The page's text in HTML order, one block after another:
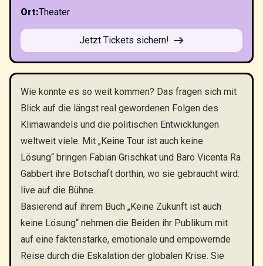
Ort:Theater
Jetzt Tickets sichern!
Wie konnte es so weit kommen? Das fragen sich mit
Blick auf die längst real gewordenen Folgen des
Klimawandels und die politischen Entwicklungen
weltweit viele. Mit „Keine Tour ist auch keine
Lösung“ bringen Fabian Grischkat und Baro Vicenta Ra
Gabbert ihre Botschaft dorthin, wo sie gebraucht wird:
live auf die Bühne.
Basierend auf ihrem Buch „Keine Zukunft ist auch
keine Lösung“ nehmen die Beiden ihr Publikum mit
auf eine faktenstarke, emotionale und empowernde
Reise durch die Eskalation der globalen Krise. Sie